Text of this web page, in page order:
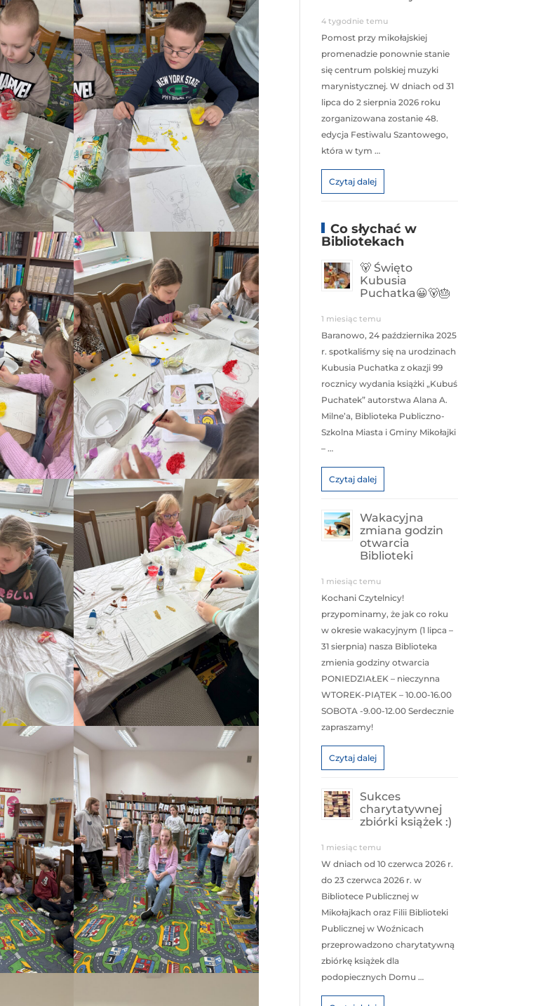
4 tygodnie temu
Pomost przy mikołajskiej
promenadzie ponownie stanie
się centrum polskiej muzyki
marynistycznej. W dniach od 31
lipca do 2 sierpnia 2026 roku
zorganizowana zostanie 48.
edycja Festiwalu Szantowego,
która w tym …
Czytaj dalej
Co słychać w
Bibliotekach
🐻 Święto
Kubusia
Puchatka😀🐻🎂
1 miesiąc temu
Baranowo, 24 października 2025
r. spotkaliśmy się na urodzinach
Kubusia Puchatka z okazji 99
rocznicy wydania książki „Kubuś
Puchatek” autorstwa Alana A.
Milne’a, Biblioteka Publiczno-
Szkolna Miasta i Gminy Mikołajki
– …
Czytaj dalej
Wakacyjna
zmiana godzin
otwarcia
Biblioteki
1 miesiąc temu
Kochani Czytelnicy!
przypominamy, że jak co roku
w okresie wakacyjnym (1 lipca –
31 sierpnia) nasza Biblioteka
zmienia godziny otwarcia
PONIEDZIAŁEK – nieczynna
WTOREK-PIĄTEK – 10.00-16.00
SOBOTA -9.00-12.00 Serdecznie
zapraszamy!
Czytaj dalej
Sukces
charytatywnej
zbiórki książek :)
1 miesiąc temu
W dniach od 10 czerwca 2026 r.
do 23 czerwca 2026 r. w
Bibliotece Publicznej w
Mikołajkach oraz Filii Biblioteki
Publicznej w Woźnicach
przeprowadzono charytatywną
zbiórkę książek dla
podopiecznych Domu …